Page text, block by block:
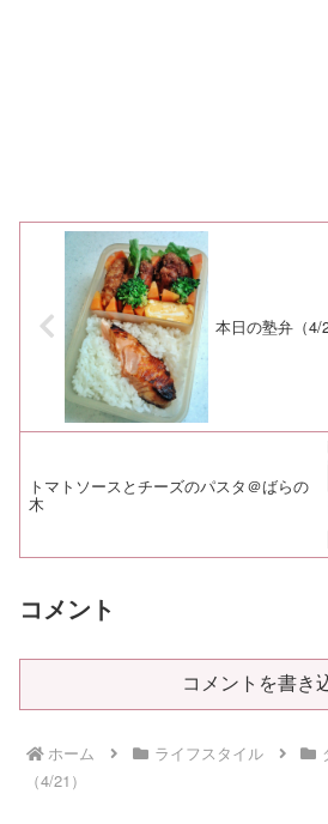
本日の塾弁（4/
トマトソースとチーズのパスタ＠ばらの
木
コメント
コメントを書き
ホーム ライフスタイル
（4/21）